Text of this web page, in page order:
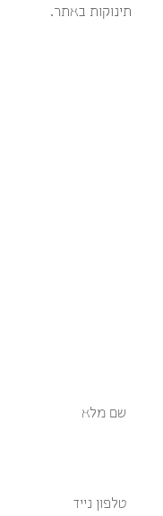
תינוקות באתר.